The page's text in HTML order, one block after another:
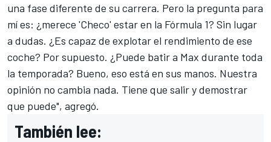
una fase diferente de su carrera. Pero la pregunta para
mí es: ¿merece 'Checo' estar en la Fórmula 1? Sin lugar
a dudas. ¿Es capaz de explotar el rendimiento de ese
coche? Por supuesto. ¿Puede batir a Max durante toda
la temporada? Bueno, eso está en sus manos. Nuestra
opinión no cambia nada. Tiene que salir y demostrar
que puede", agregó.
También lee: